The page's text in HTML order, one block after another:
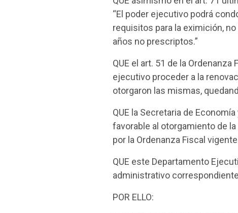
“El poder ejecutivo podrá
requisitos para la eximición,
años no prescriptos.”
QUE el art. 51 de la
ejecutivo proceder a la
otorgaron las mismas,
QUE la Secretaria de
favorable al otorgamiento de
por la Ordenanza Fiscal
QUE este Departamento
administrativo
POR ELLO: